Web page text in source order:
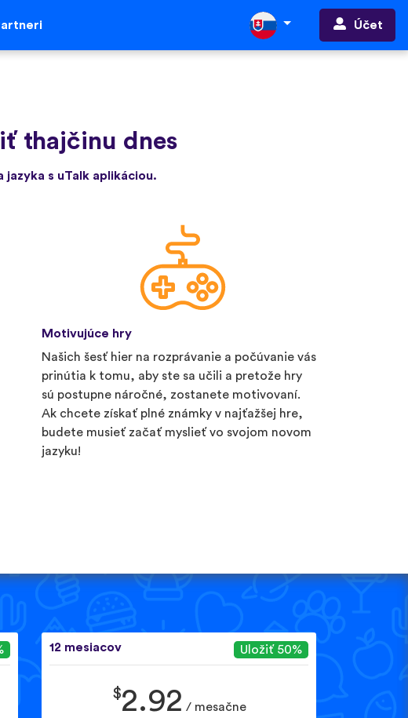
Účet
thajčinu dnes
s uTalk aplikáciou.
Motivujúce hry
Našich šesť hier na rozprávanie a počúvanie vás
prinútia k tomu, aby ste sa učili a pretože hry
sú postupne náročné, zostanete motivovaní.
Ak chcete získať plné známky v najťažšej hre,
budete musieť začať myslieť vo svojom novom
jazyku!
12 mesiacov Uložiť 50%
$2.92 / mesačne